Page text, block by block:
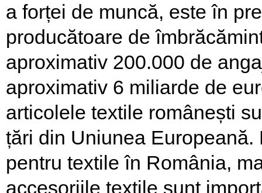
a forței de muncă, este în
producătoare de
aproximativ 200.000 de
aproximativ 6 miliarde de
articolele textile românești
țări din Uniunea
pentru textile în România,
accesoriile textile sunt